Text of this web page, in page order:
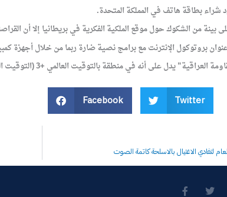
بطاقة هاتف في المملكة المتحدة.
من الشكوك حول موقع الملكية الفكرية في بريطانيا إلا أن
بروتوكول الإنترنت مع برامج نصية ضارة ربما من خلال أجهزة
العالمي +3 (التوقيت العالمي)، والذي قد يعني انه يستند في العراق والسعودية وشرق أفريقيا .
Facebook Twitter
لتفادي الاغتيال بالاسلحة كاتمة الصوت
F T